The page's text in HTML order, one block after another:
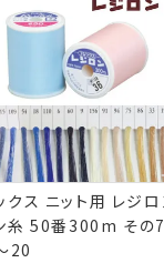
クス ニット用 レジロ
糸 50番300m その7
20